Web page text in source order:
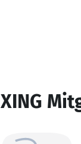
XING